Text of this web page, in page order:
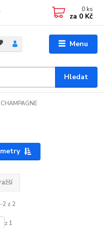
Menu
Hledat
0 ks
za 0 Kč
CHAMPAGNE
2 z 2
z 1